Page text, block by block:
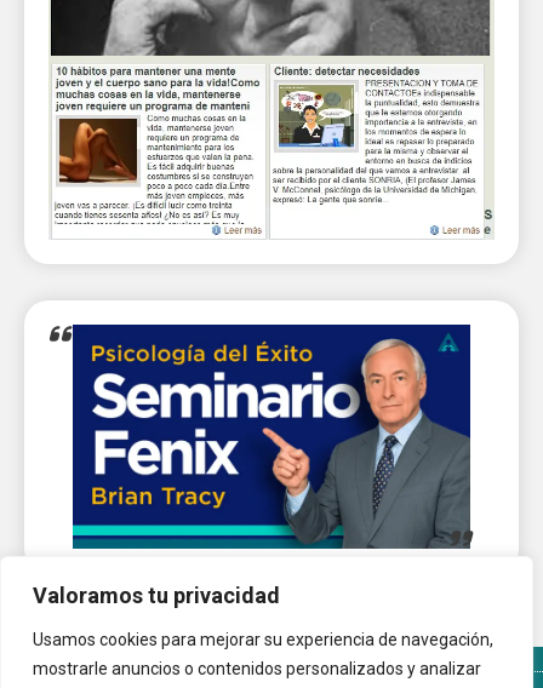
Valoramos tu privacidad
Usamos cookies para mejorar su experiencia de navegación,
mostrarle anuncios o contenidos personalizados y analizar